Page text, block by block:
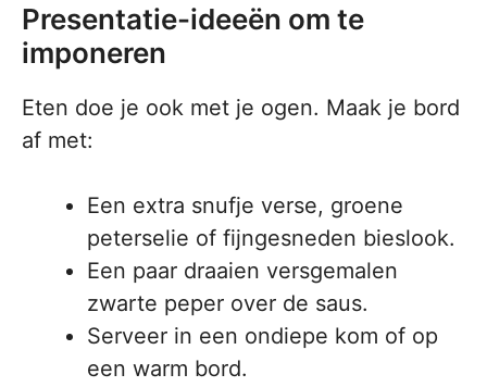
Presentatie-ideeën om te
imponeren
Eten doe je ook met je ogen. Maak je bord
af met:
Een extra snufje verse, groene
peterselie of fijngesneden bieslook.
Een paar draaien versgemalen
zwarte peper over de saus.
Serveer in een ondiepe kom of op
een warm bord.